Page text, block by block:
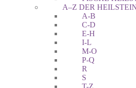
A–Z DER
A-B
C-D
E-H
I-L
M-O
P-Q
R
S
T-Z